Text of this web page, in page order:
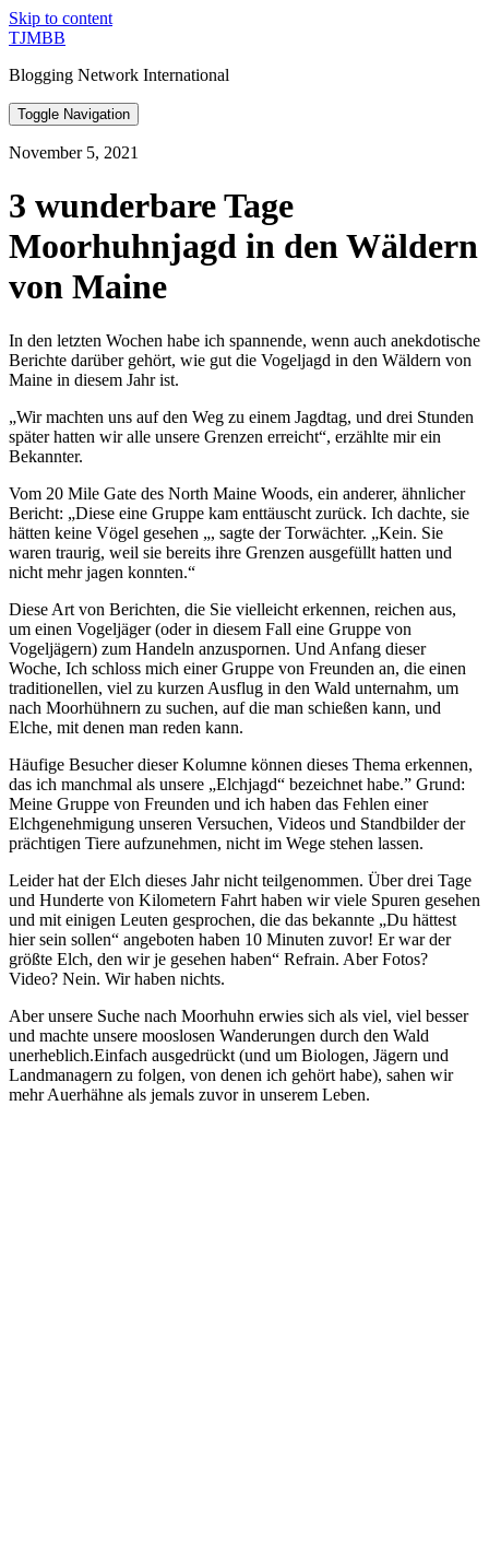
Skip to content
TJMBB
Blogging Network International
Toggle Navigation
November 5, 2021
3 wunderbare Tage
Moorhuhnjagd in den Wäldern
von Maine
In den letzten Wochen habe ich spannende, wenn auch anekdotische
Berichte darüber gehört, wie gut die Vogeljagd in den Wäldern von
Maine in diesem Jahr ist.
„Wir machten uns auf den Weg zu einem Jagdtag, und drei Stunden
später hatten wir alle unsere Grenzen erreicht“, erzählte mir ein
Bekannter.
Vom 20 Mile Gate des North Maine Woods, ein anderer, ähnlicher
Bericht: „Diese eine Gruppe kam enttäuscht zurück. Ich dachte, sie
hätten keine Vögel gesehen „, sagte der Torwächter. „Kein. Sie
waren traurig, weil sie bereits ihre Grenzen ausgefüllt hatten und
nicht mehr jagen konnten.“
Diese Art von Berichten, die Sie vielleicht erkennen, reichen aus,
um einen Vogeljäger (oder in diesem Fall eine Gruppe von
Vogeljägern) zum Handeln anzuspornen. Und Anfang dieser
Woche, Ich schloss mich einer Gruppe von Freunden an, die einen
traditionellen, viel zu kurzen Ausflug in den Wald unternahm, um
nach Moorhühnern zu suchen, auf die man schießen kann, und
Elche, mit denen man reden kann.
Häufige Besucher dieser Kolumne können dieses Thema erkennen,
das ich manchmal als unsere „Elchjagd“ bezeichnet habe.” Grund:
Meine Gruppe von Freunden und ich haben das Fehlen einer
Elchgenehmigung unseren Versuchen, Videos und Standbilder der
prächtigen Tiere aufzunehmen, nicht im Wege stehen lassen.
Leider hat der Elch dieses Jahr nicht teilgenommen. Über drei Tage
und Hunderte von Kilometern Fahrt haben wir viele Spuren gesehen
und mit einigen Leuten gesprochen, die das bekannte „Du hättest
hier sein sollen“ angeboten haben 10 Minuten zuvor! Er war der
größte Elch, den wir je gesehen haben“ Refrain. Aber Fotos?
Video? Nein. Wir haben nichts.
Aber unsere Suche nach Moorhuhn erwies sich als viel, viel besser
und machte unsere mooslosen Wanderungen durch den Wald
unerheblich.Einfach ausgedrückt (und um Biologen, Jägern und
Landmanagern zu folgen, von denen ich gehört habe), sahen wir
mehr Auerhähne als jemals zuvor in unserem Leben.